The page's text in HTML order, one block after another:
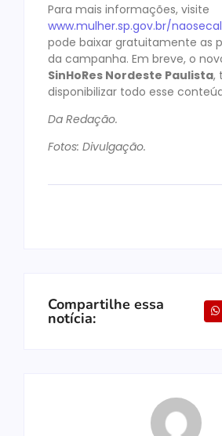
Para mais informações, visite
www.mulher.sp.gov.br/
pode baixar gratuitamente as
da campanha. Em breve, o
SinHoRes Nordeste Paulista,
disponibilizar todo esse
Da Redação.
Fotos: Divulgação.
Compartilhe essa
notícia: